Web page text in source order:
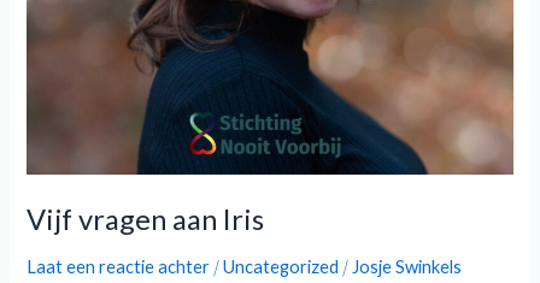
Vijf vragen aan Iris
Laat een reactie achter /Uncategorized /Josje Swinkels